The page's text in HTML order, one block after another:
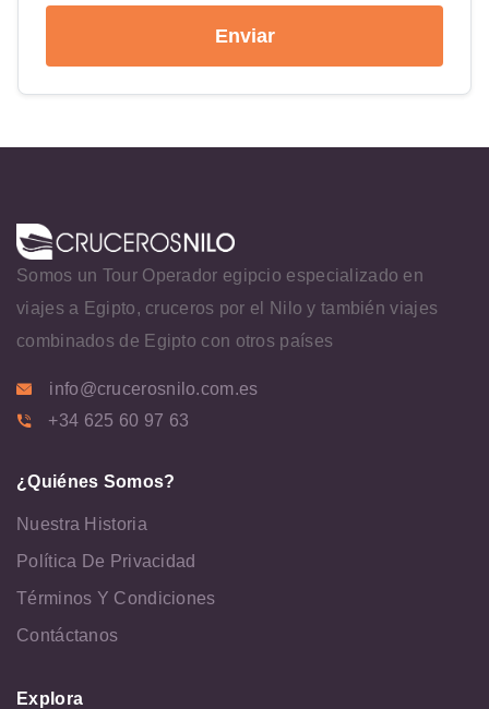
Enviar
Somos un Tour Operador egipcio especializado en
viajes a Egipto, cruceros por el Nilo y también viajes
combinados de Egipto con otros países
info@crucerosnilo.com.es
+34 625 60 97 63
¿Quiénes Somos?
Nuestra Historia
Política De Privacidad
Términos Y Condiciones
Contáctanos
Explora